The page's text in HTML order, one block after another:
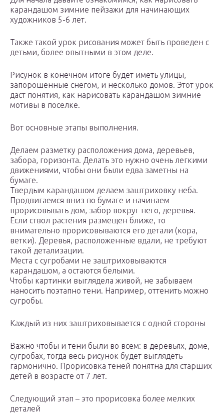
карандашом зимние пейзажи для начинающих
художников 5-6 лет.
Также такой урок рисования может быть проведен с
детьми, более опытными в этом деле.
Рисунок в конечном итоге будет иметь улицы,
запорошенные снегом, и несколько домов. Этот урок
даст понятия, как нарисовать карандашом зимние
мотивы в поселке.
Вот основные этапы выполнения.
Делаем разметку расположения дома, деревьев,
забора, горизонта. Делать это нужно очень легкими
движениями, чтобы они были едва заметны на
бумаге.
Твердым карандашом делаем заштриховку неба.
Продвигаемся вниз по бумаге и начинаем
прорисовывать дом, забор вокруг него, деревья.
Если ствол растения размещен ближе, то
внимательно прорисовываются его детали (кора,
ветки). Деревья, расположенные вдали, не требуют
такой детализации.
Места с сугробами не заштриховываются
карандашом, а остаются белыми.
Чтобы картинки выглядела живой, не забываем
наносить поэтапно тени. Например, оттенить можно
сугробы.
Каждый из них заштриховывается с одной стороны
Важно чтобы и тени были во всем: в деревьях, доме,
сугробах, тогда весь рисунок будет выглядеть
гармонично. Прорисовка теней понятна для старших
детей в возрасте от 7 лет.
Следующий этап – это прорисовка более мелких
деталей